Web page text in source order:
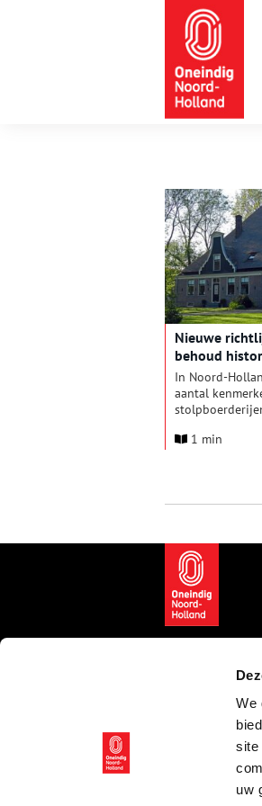
We
site
uw
Nieuwe
behoud
Holland
In Noord-
aantal
identiteit van
erfgoed te
vijftien
richtlijnen
1 min